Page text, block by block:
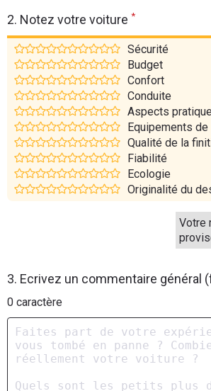
Moto
Marques
2. Notez votre voiture *
Sécurité
Budget
Confort
Conduite
Aspects
Equipements
Qualité de la
Fiabilité
Ecologie
Originalité du
Votre
3. Ecrivez un commentaire général
0 caractère